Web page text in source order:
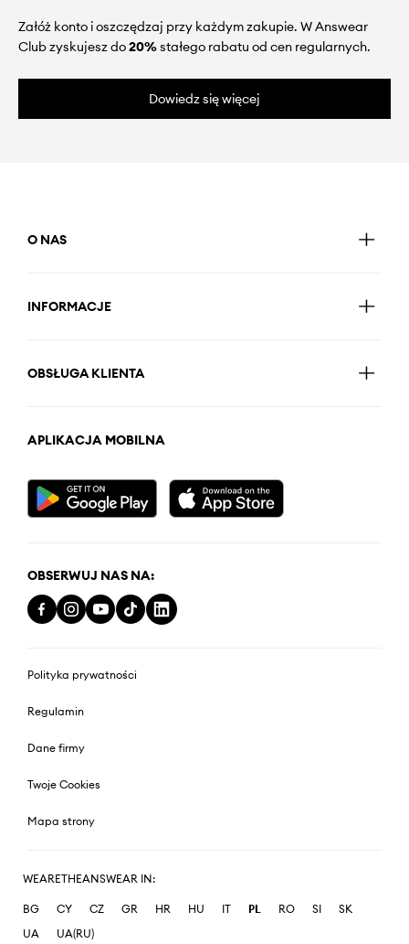
Załóż konto i oszczędzaj przy każdym zakupie. W Answear
Club zyskujesz do20%stałego rabatu od cen regularnych.
Dowiedz się więcej
O NAS
INFORMACJE
OBSŁUGA KLIENTA
APLIKACJA MOBILNA
OBSERWUJ NAS NA:
Polityka prywatności
Regulamin
Dane firmy
Twoje Cookies
Mapa strony
WEARETHEANSWEAR IN:
BG CY CZ GR HR HU IT PL RO SI
SK
UA
UA(RU)